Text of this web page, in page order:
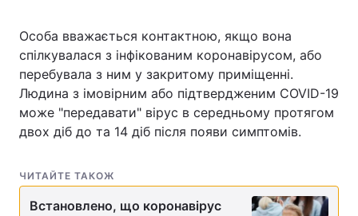
Особа вважається контактною, якщо вона
спілкувалася з інфікованим коронавірусом, або
перебувала з ним у закритому приміщенні.
Людина з імовірним або підтвердженим COVID-19
може "передавати" вірус в середньому протягом
двох діб до та 14 діб після появи симптомів.
ЧИТАЙТЕ ТАКОЖ
Встановлено, що коронавірус